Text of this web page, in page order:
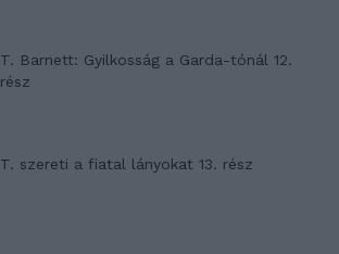
T. Barnett: Gyilkosság a Garda-tónál 12.
rész
T. szereti a fiatal lányokat 13. rész